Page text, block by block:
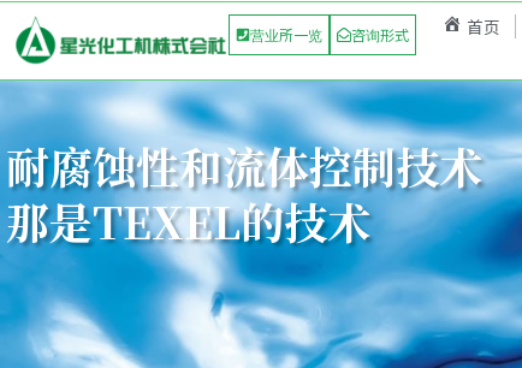
营业所一览 咨询形式 首页
耐腐蚀性和流体控制技术
那是TEXEL的技术